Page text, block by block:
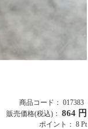
商品コード： 017383
販売価格(税込)： 864 円
ポイント： 8 Pt